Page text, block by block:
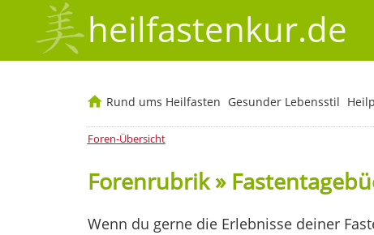
heilfastenkur.de
Rund ums Heilfasten Gesunder Lebensstil
Foren-Übersicht
Forenrubrik »
Wenn du gerne die Erlebnisse deiner